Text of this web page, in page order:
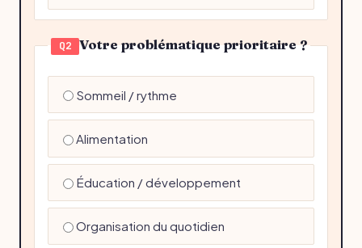
Q2 Votre problématique prioritaire ?
Sommeil / rythme
Alimentation
Éducation / développement
Organisation du quotidien